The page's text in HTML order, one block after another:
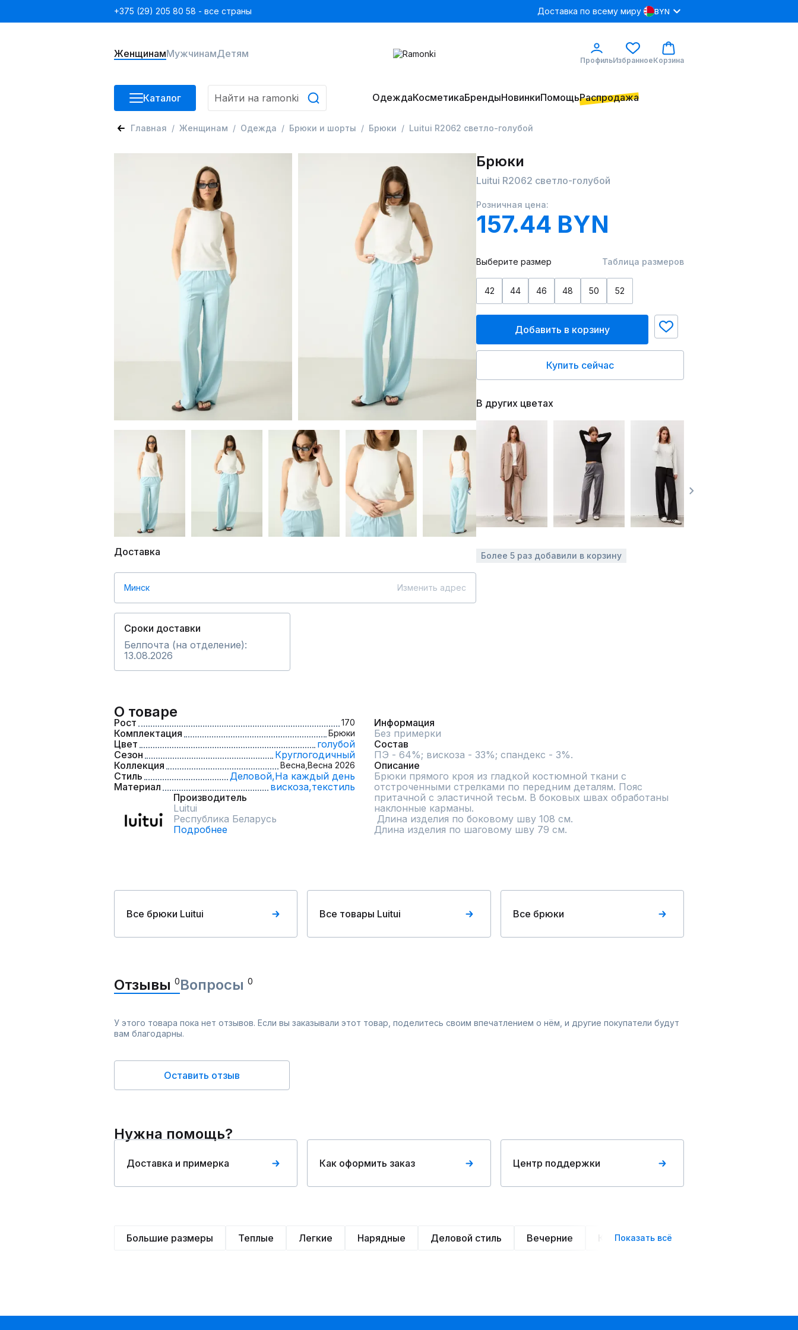
+375 (29) 205 80 58 - все страны Доставка по всему миру BYN
ЖенщинамМужчинамДетям
ПрофильИзбранноеКорзина
Каталог ОдеждаКосметикаБрендыНовинкиПомощьРаспродажа
Главная Женщинам Одежда Брюки и шорты Брюки Luitui R2062 светло-голубой
Доставка
Минск Изменить адрес
Сроки доставки
Белпочта (на отделение):
13.08.2026
Брюки
Luitui R2062 светло-голубой
Розничная цена:
157.44 BYN
Выберите размер Таблица размеров
42 44 46 48 50 52
Добавить в корзину
Купить сейчас
В других цветах
Более 5 раз добавили в корзину
О товаре
Рост 170
Комплектация Брюки
Цвет
голубой
Сезон
Круглогодичный
Коллекция
Весна, Весна 2026
Стиль Деловой,На каждый день
Материал
вискоза,текстиль
Производитель
Luitui
Республика Беларусь
Подробнее
Информация
Без примерки
Состав
ПЭ - 64%; вискоза - 33%; спандекс - 3%.
Описание
Брюки прямого кроя из гладкой костюмной ткани с
отстроченными стрелками по передним деталям. Пояс
притачной с эластичной тесьм. В боковых швах обработаны
наклонные карманы.
Длина изделия по шаговому шву 79 см.
Все брюки Luitui Все товары Luitui Все брюки
Отзывы 0Вопросы 0
У этого товара пока нет отзывов. Если вы заказывали этот товар, поделитесь своим впечатлением о нём, и другие покупатели будут
вам благодарны.
Оставить отзыв
Нужна помощь?
Доставка и примерка Как оформить заказ Центр поддержки
Большие размеры Теплые Легкие Нарядные Деловой стиль Вечерние Классические
Показать всё